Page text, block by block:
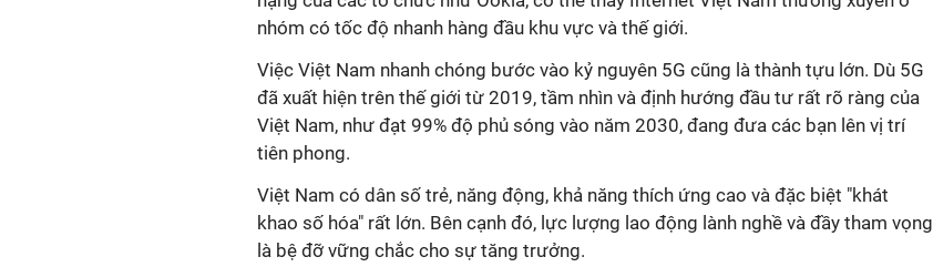
nhóm có tốc độ nhanh hàng đầu khu vực và thế giới.
Việc Việt Nam nhanh chóng bước vào kỷ nguyên 5G cũng là thành tựu lớn. Dù 5G
đã xuất hiện trên thế giới từ 2019, tầm nhìn và định hướng đầu tư rất rõ ràng của
Việt Nam, như đạt 99% độ phủ sóng vào năm 2030, đang đưa các bạn lên vị trí
tiên phong.
Việt Nam có dân số trẻ, năng động, khả năng thích ứng cao và đặc biệt "khát
khao số hóa" rất lớn. Bên cạnh đó, lực lượng lao động lành nghề và đầy tham vọng
là bệ đỡ vững chắc cho sự tăng trưởng.